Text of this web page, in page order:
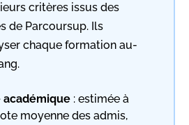
critères issus des
de Parcoursup. Ils
chaque formation au-
académique : estimée à
moyenne des admis,